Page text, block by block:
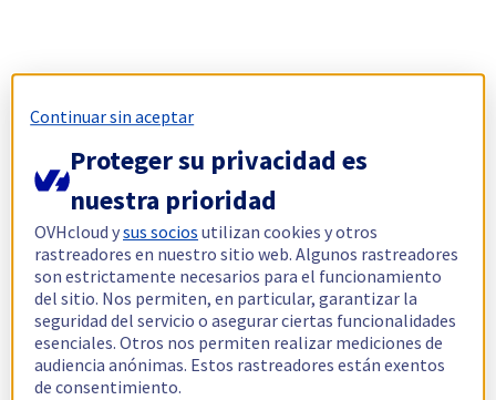
Continuar sin aceptar
Proteger su privacidad es
nuestra prioridad
OVHcloud ysus socios utilizan cookies y otros
rastreadores en nuestro sitio web. Algunos rastreadores
son estrictamente necesarios para el funcionamiento
del sitio. Nos permiten, en particular, garantizar la
seguridad del servicio o asegurar ciertas funcionalidades
esenciales. Otros nos permiten realizar mediciones de
audiencia anónimas. Estos rastreadores están exentos
de consentimiento.